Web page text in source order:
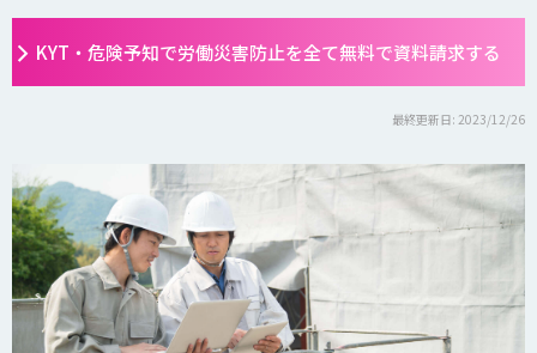
KYT・危険予知で労働災害防止を全て無料で資料請求する
最終更新日: 2023/12/26